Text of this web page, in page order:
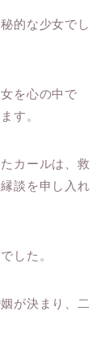
的な少女でし
を心の中で
す。
カールは、救
談を申し入れ
した。
が決まり、二